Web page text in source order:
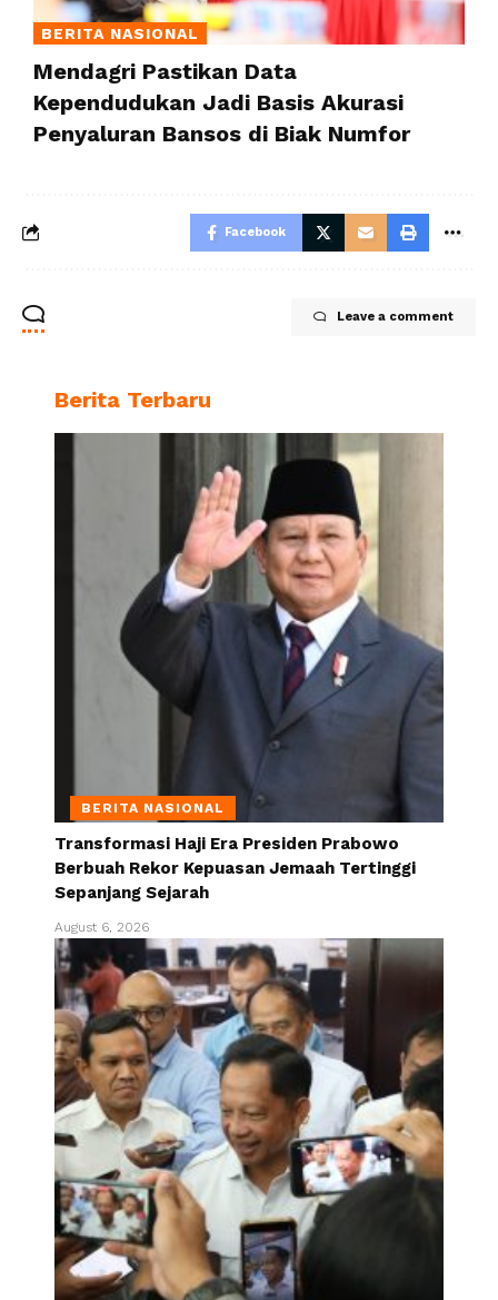
BERITA NASIONAL
Mendagri Pastikan Data
Kependudukan Jadi Basis Akurasi
Penyaluran Bansos di Biak Numfor
Facebook
Leave a comment
Berita Terbaru
BERITA NASIONAL
Transformasi Haji Era Presiden Prabowo
Berbuah Rekor Kepuasan Jemaah Tertinggi
Sepanjang Sejarah
August 6, 2026